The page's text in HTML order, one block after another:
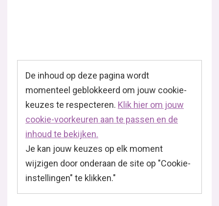
De inhoud op deze pagina wordt
momenteel geblokkeerd om jouw cookie-
keuzes te respecteren. Klik hier om jouw
cookie-voorkeuren aan te passen en de
inhoud te bekijken.
Je kan jouw keuzes op elk moment
wijzigen door onderaan de site op "Cookie-
instellingen" te klikken."